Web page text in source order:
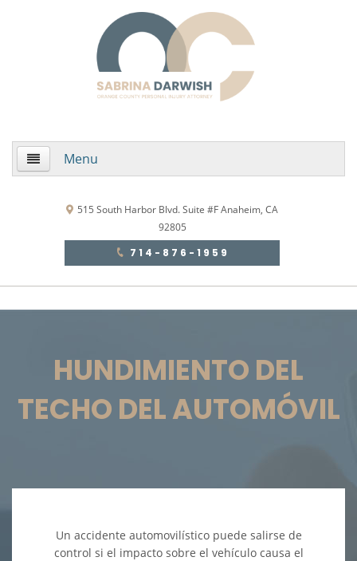
Menu
Home
About Us
Accidentes Automovilísticos
Accidentes en Intersecciones
Bolsas de Aire Defectuosas
515 South Harbor Blvd. Suite #F Anaheim, CA
92805
714-876-1959
HUNDIMIENTO DEL
TECHO DEL AUTOMÓVIL
Un accidente automovilístico puede salirse de
control si el impacto sobre el vehículo causa el